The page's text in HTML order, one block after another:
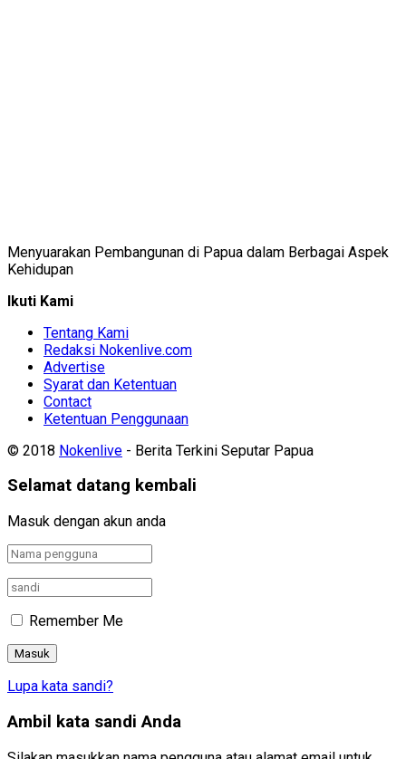
Menyuarakan Pembangunan di Papua dalam Berbagai Aspek
Kehidupan
Ikuti Kami
Tentang Kami
Redaksi Nokenlive.com
Advertise
Syarat dan Ketentuan
Contact
Ketentuan Penggunaan
© 2018 Nokenlive - Berita Terkini Seputar Papua
Selamat datang kembali
Masuk dengan akun anda
Remember Me
Lupa kata sandi?
Ambil kata sandi Anda